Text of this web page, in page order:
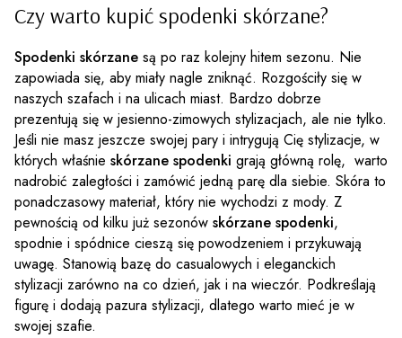
Czy warto kupić spodenki skórzane?
Spodenki skórzane są po raz kolejny hitem sezonu. Nie
zapowiada się, aby miały nagle zniknąć. Rozgościły się w
naszych szafach i na ulicach miast. Bardzo dobrze
prezentują się w jesienno-zimowych stylizacjach, ale nie tylko.
Jeśli nie masz jeszcze swojej pary i intrygują Cię stylizacje, w
których właśnie skórzane spodenki grają główną rolę, warto
nadrobić zaległości i zamówić jedną parę dla siebie. Skóra to
ponadczasowy materiał, który nie wychodzi z mody. Z
pewnością od kilku już sezonów skórzane spodenki,
spodnie i spódnice cieszą się powodzeniem i przykuwają
uwagę. Stanowią bazę do casualowych i eleganckich
stylizacji zarówno na co dzień, jak i na wieczór. Podkreślają
figurę i dodają pazura stylizacji, dlatego warto mieć je w
swojej szafie.